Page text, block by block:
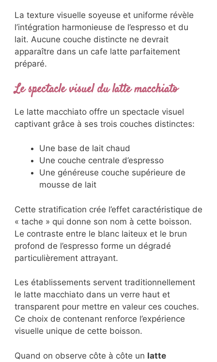
La texture visuelle soyeuse et uniforme révèle
l’intégration harmonieuse de l’espresso et du
lait. Aucune couche distincte ne devrait
apparaître dans un cafe latte parfaitement
préparé.
Le spectacle visuel du latte macchiato
Le latte macchiato offre un spectacle visuel
captivant grâce à ses trois couches distinctes:
Une base de lait chaud
Une couche centrale d’espresso
Une généreuse couche supérieure de
mousse de lait
Cette stratification crée l’effet caractéristique de
« tache » qui donne son nom à cette boisson.
Le contraste entre le blanc laiteux et le brun
profond de l’espresso forme un dégradé
particulièrement attrayant.
Les établissements servent traditionnellement
le latte macchiato dans un verre haut et
transparent pour mettre en valeur ces couches.
Ce choix de contenant renforce l’expérience
visuelle unique de cette boisson.
Quand on observe côte à côte un latte